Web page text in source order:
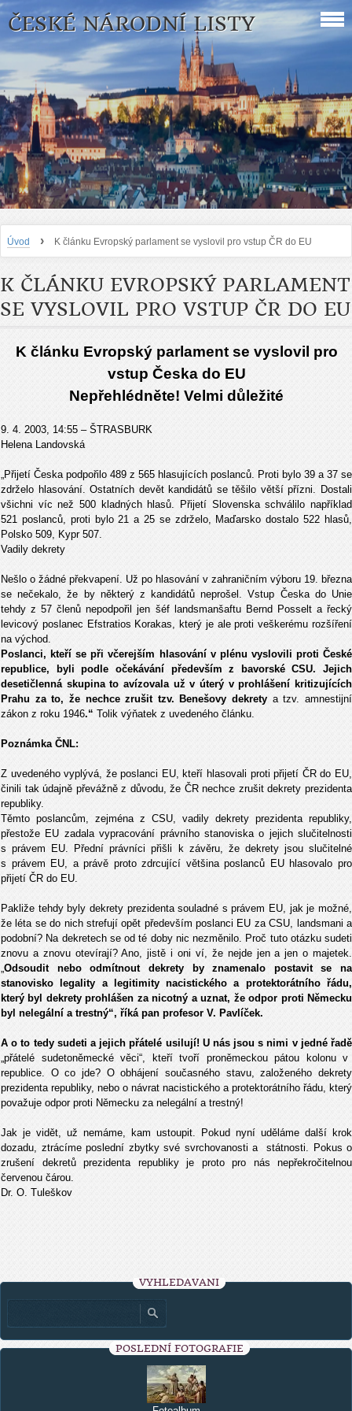
ČESKÉ NÁRODNÍ LISTY
Úvod › K článku Evropský parlament se vyslovil pro vstup ČR do EU
K ČLÁNKU EVROPSKÝ PARLAMENT
SE VYSLOVIL PRO VSTUP ČR DO EU
K článku Evropský parlament se vyslovil pro
vstup Česka do EU
Nepřehlédněte! Velmi důležité
9. 4. 2003, 14:55 – ŠTRASBURK
Helena Landovská
„Přijetí Česka podpořilo 489 z 565 hlasujících poslanců. Proti bylo 39 a 37 se
zdrželo hlasování. Ostatních devět kandidátů se těšilo větší přízni. Dostali
všichni víc než 500 kladných hlasů. Přijetí Slovenska schválilo například
521 poslanců, proti bylo 21 a 25 se zdrželo, Maďarsko dostalo 522 hlasů,
Polsko 509, Kypr 507.
Vadily dekrety
Nešlo o žádné překvapení. Už po hlasování v zahraničním výboru 19. března
se nečekalo, že by některý z kandidátů neprošel. Vstup Česka do Unie
tehdy z 57 členů nepodpořil jen šéf landsmanšaftu Bernd Posselt a řecký
levicový poslanec Efstratios Korakas, který je ale proti veškerému rozšíření
na východ.
Poslanci, kteří se při včerejším hlasování v plénu vyslovili proti České
republice, byli podle očekávání především z bavorské CSU. Jejich
desetičlenná skupina to avízovala už v úterý v prohlášení kritizujících
Prahu za to, že nechce zrušit tzv. Benešovy dekrety a tzv. amnestijní
zákon z roku 1946.“ Tolik výňatek z uvedeného článku.
Poznámka ČNL:
Z uvedeného vyplývá, že poslanci EU, kteří hlasovali proti přijetí ČR do EU,
činili tak údajně převážně z důvodu, že ČR nechce zrušit dekrety prezidenta
republiky.
Těmto poslancům, zejména z CSU, vadily dekrety prezidenta republiky,
přestože EU zadala vypracování právního stanoviska o jejich slučitelnosti
s právem EU. Přední právníci přišli k závěru, že dekrety jsou slučitelné
s právem EU, a právě proto zdrcující většina poslanců EU hlasovalo pro
přijetí ČR do EU.
Pakliže tehdy byly dekrety prezidenta souladné s právem EU, jak je možné,
že léta se do nich strefují opět především poslanci EU za CSU, landsmani a
podobní? Na dekretech se od té doby nic nezměnilo. Proč tuto otázku sudeti
znovu a znovu otevírají? Ano, jistě i oni ví, že nejde jen a jen o majetek.
„Odsoudit nebo odmítnout dekrety by znamenalo postavit se na
stanovisko legality a legitimity nacistického a protektorátního řádu,
který byl dekrety prohlášen za nicotný a uznat, že odpor proti Německu
byl nelegální a trestný“, říká pan profesor V. Pavlíček.
A o to tedy sudeti a jejich přátelé usilují! U nás jsou s nimi v jedné řadě
„přátelé sudetoněmecké věci“, kteří tvoří proněmeckou pátou kolonu v
republice. O co jde? O obhájení současného stavu, založeného dekrety
prezidenta republiky, nebo o návrat nacistického a protektorátního řádu, který
považuje odpor proti Německu za nelegální a trestný!
Jak je vidět, už nemáme, kam ustoupit. Pokud nyní uděláme další krok
dozadu, ztrácíme poslední zbytky své svrchovanosti a státnosti. Pokus o
zrušení dekretů prezidenta republiky je proto pro nás nepřekročitelnou
červenou čárou.
Dr. O. Tuleškov
VYHLEDÁVÁNÍ
POSLEDNÍ FOTOGRAFIE